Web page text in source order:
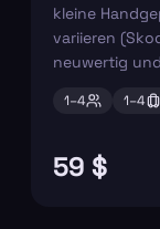
kleine
variieren
neuwertig
1–4 1–4
59 $